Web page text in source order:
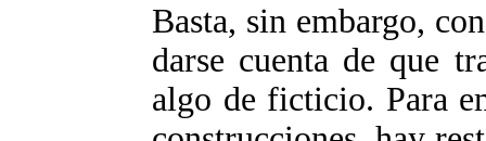
Basta, sin embargo,
darse cuenta de que
algo de ficticio. Para